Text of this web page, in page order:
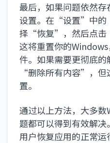
最后，如果问题依然
设置。在“设置”中
择“恢复”，然后点击
这将重置你的
件。如果需要更彻底
“删除所有内容”，但
置。
通过以上方法，大多
题都可以得到有效解
用户恢复应用的正常运